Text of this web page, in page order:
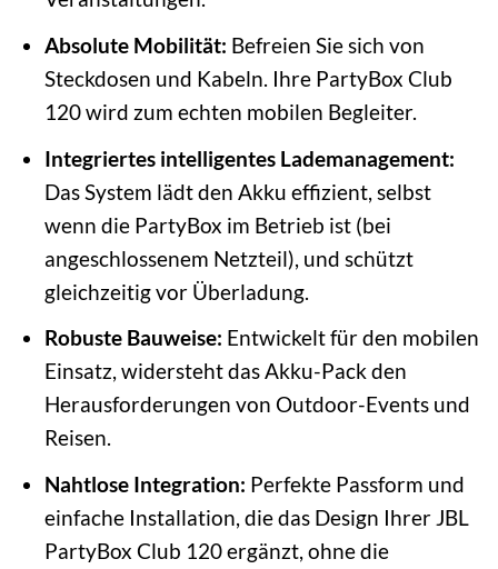
Absolute Mobilität: Befreien Sie sich von
Steckdosen und Kabeln. Ihre PartyBox Club
120 wird zum echten mobilen Begleiter.
Integriertes intelligentes Lademanagement:
Das System lädt den Akku effizient, selbst
wenn die PartyBox im Betrieb ist (bei
angeschlossenem Netzteil), und schützt
gleichzeitig vor Überladung.
Robuste Bauweise: Entwickelt für den mobilen
Einsatz, widersteht das Akku-Pack den
Herausforderungen von Outdoor-Events und
Reisen.
Nahtlose Integration: Perfekte Passform und
einfache Installation, die das Design Ihrer JBL
PartyBox Club 120 ergänzt, ohne die